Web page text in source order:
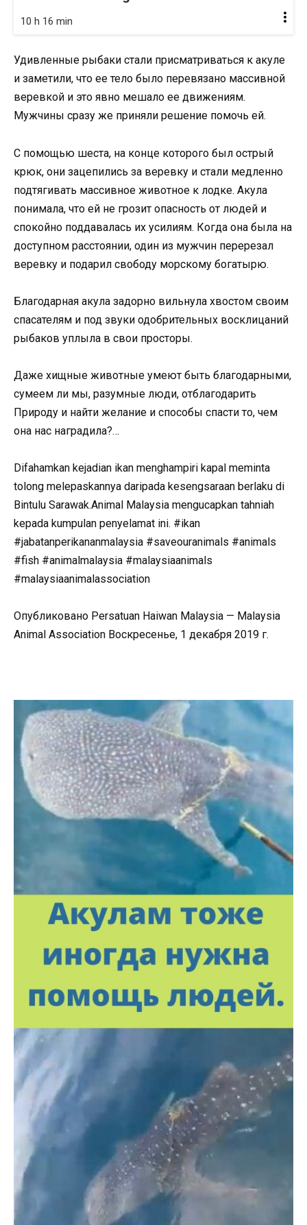
10 h 16 min
Удивленные рыбаки стали присматриваться к акуле
и заметили, что ее тело было перевязано массивной
веревкой и это явно мешало ее движениям.
Мужчины сразу же приняли решение помочь ей.
С помощью шеста, на конце которого был острый
крюк, они зацепились за веревку и стали медленно
подтягивать массивное животное к лодке. Акула
понимала, что ей не грозит опасность от людей и
спокойно поддавалась их усилиям. Когда она была на
доступном расстоянии, один из мужчин перерезал
веревку и подарил свободу морскому богатырю.
Благодарная акула задорно вильнула хвостом своим
спасателям и под звуки одобрительных восклицаний
рыбаков уплыла в свои просторы.
Даже хищные животные умеют быть благодарными,
сумеем ли мы, разумные люди, отблагодарить
Природу и найти желание и способы спасти то, чем
она нас наградила?…
Difahamkan kejadian ikan menghampiri kapal meminta
tolong melepaskannya daripada kesengsaraan berlaku di
Bintulu Sarawak.Animal Malaysia mengucapkan tahniah
kepada kumpulan penyelamat ini. #ikan
#jabatanperikananmalaysia #saveouranimals #animals
#fish #animalmalaysia #malaysiaanimals
#malaysiaanimalassociation
Опубликовано Persatuan Haiwan Malaysia — Malaysia
Animal Association Воскресенье, 1 декабря 2019 г.